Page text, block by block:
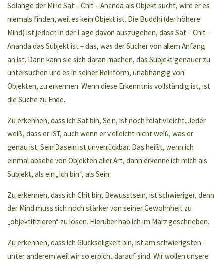
Solange der Mind Sat – Chit – Ananda als Objekt sucht, wird er es
niemals finden, weil es kein Objekt ist. Die Buddhi (der höhere
Mind) ist jedoch in der Lage davon auszugehen, dass Sat – Chit –
Ananda das Subjekt ist – das, was der Sucher von allem Anfang
an ist. Dann kann sie sich daran machen, das Subjekt genauer zu
untersuchen und es in seiner Reinform, unabhängig von
Objekten, zu erkennen. Wenn diese Erkenntnis vollständig ist, ist
die Suche zu Ende.
Zu erkennen, dass ich Sat bin, Sein, ist noch relativ leicht. Jeder
weiß, dass er IST, auch wenn er vielleicht nicht weiß, was er
genau ist. Sein Dasein ist unverrückbar. Das heißt, wenn ich
einmal absehe von Objekten aller Art, dann erkenne ich mich als
Subjekt, als ein „Ich bin“, als Sein.
Zu erkennen, dass ich Chit bin, Bewusstsein, ist schwieriger, denn
der Mind muss sich noch stärker von seiner Gewohnheit zu
„objektifizieren“ zu lösen. Hierüber hab ich im März geschrieben.
Zu erkennen, dass ich Glückseligkeit bin, ist am schwierigsten –
unter anderem weil wir so erpicht darauf sind. Wir wollen unsere